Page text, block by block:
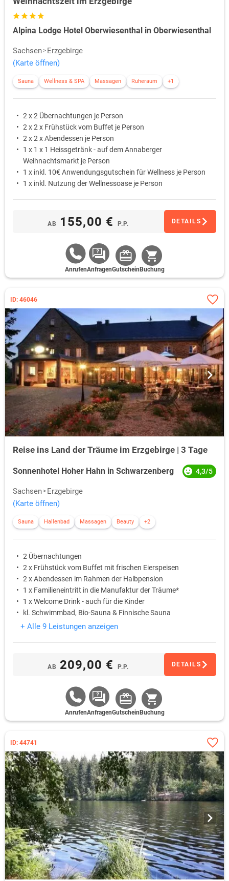
Alpina Lodge Hotel Oberwiesenthal in Oberwiesenthal
Sachsen
Erzgebirge
(Karte öffnen)
Sauna Wellness & SPA Massagen Ruheraum +1
2 x 2 Übernachtungen je Person
2 x 2 x Frühstück vom Buffet je Person
2 x 2 x Abendessen je Person
1 x 1 x 1 Heissgetränk - auf dem Annaberger
Weihnachtsmarkt je Person
1 x inkl. 10€ Anwendungsgutschein für Wellness je Person
1 x inkl. Nutzung der Wellnessoase je Person
AB 155,00 € P.P. DETAILS
AnrufenAnfragenGutschein Buchung
ID: 46046
Reise ins Land der Träume im Erzgebirge | 3 Tage
Sonnenhotel Hoher Hahn in Schwarzenberg 4,3/5
Sachsen
Erzgebirge
(Karte öffnen)
Sauna Hallenbad Massagen Beauty +2
2 Übernachtungen
2 x Frühstück vom Buffet mit frischen Eierspeisen
2 x Abendessen im Rahmen der Halbpension
1 x Familieneintritt in die Manufaktur der Träume*
1 x Welcome Drink - auch für die Kinder
kl. Schwimmbad, Bio-Sauna & Finnische Sauna
+ Alle 9 Leistungen anzeigen
AB 209,00 € P.P. DETAILS
AnrufenAnfragenGutschein Buchung
ID: 44741